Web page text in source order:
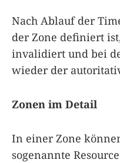
Nach Ablauf der
der Zone definiert
invalidiert und bei
wieder der
Zonen im Detail
In einer Zone
sogenannte